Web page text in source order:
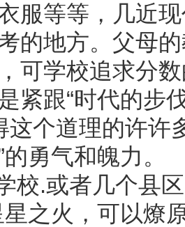
服等等，几近
的地方。父母
可学校追求分
紧跟“时代的步
这个道理的许许
”的勇气和魄力
校.或者几个县
星之火，可以燎